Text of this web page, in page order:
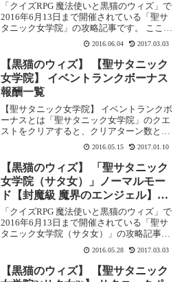
「クイズRPG 魔法使いと黒猫のウィズ」で
2016年6月13日まで開催されている「聖サ
タニック女学院」の攻略記事です。 ここで
はノーマルモードの【再誕級 女学院彷徨】
を攻略します。聖サタニック女学院（サタ
女） ハードモード【再誕級 女学院彷...
2016.06.04 2017.03.03
【黒猫のウィズ】 【聖サタニック
女学院】 イベントランクボーナス
報酬一覧
【聖サタニック女学院】 イベントランクボ
ーナスとは「聖サタニック女学院」のクエ
ストをクリアすると、クリアターン数と平
均解答時間によってイベントPtがもらえま
す。そのPtによってランクが上がっていき
ます。イベントランクボーナス報酬一覧イ
ベント...
2016.05.15 2017.01.10
【黒猫のウィズ】 「聖サタニック
女学院（サタ女）」ノーマルモー
ド【封魔級 魔界のエンジェル】攻
略情報！
「クイズRPG 魔法使いと黒猫のウィズ」で
2016年6月13日まで開催されている「聖サ
タニック女学院（サタ女）」の攻略記事で
す。 ここではノーマルモードの【封魔級
魔界のエンジェル】を攻略します。聖サタ
ニック女学院（サタ女）ノーマルモード
【...
2016.05.28 2017.03.03
【黒猫のウィズ】 【聖サタニック